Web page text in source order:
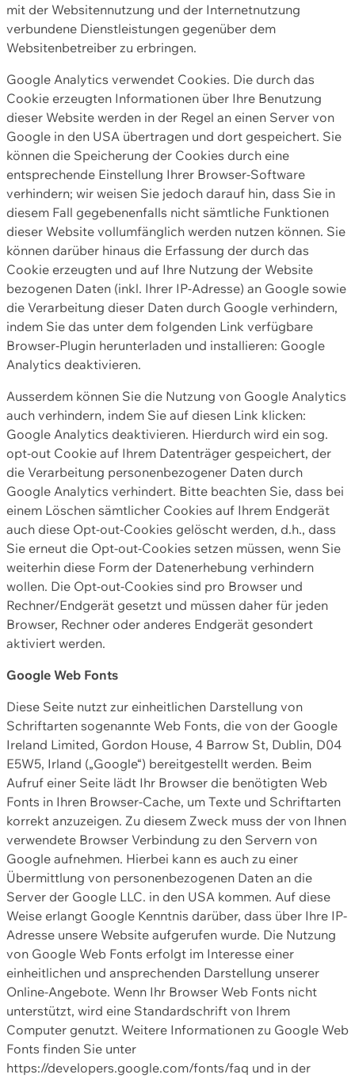
mit der Websitennutzung und der Internetnutzung
verbundene Dienstleistungen gegenüber dem
Websitenbetreiber zu erbringen.
Google Analytics verwendet Cookies. Die durch das
Cookie erzeugten Informationen über Ihre Benutzung
dieser Website werden in der Regel an einen Server von
Google in den USA übertragen und dort gespeichert. Sie
können die Speicherung der Cookies durch eine
entsprechende Einstellung Ihrer Browser-Software
verhindern; wir weisen Sie jedoch darauf hin, dass Sie in
diesem Fall gegebenenfalls nicht sämtliche Funktionen
dieser Website vollumfänglich werden nutzen können. Sie
können darüber hinaus die Erfassung der durch das
Cookie erzeugten und auf Ihre Nutzung der Website
bezogenen Daten (inkl. Ihrer IP-Adresse) an Google sowie
die Verarbeitung dieser Daten durch Google verhindern,
indem Sie das unter dem folgenden Link verfügbare
Browser-Plugin herunterladen und installieren: Google
Analytics deaktivieren.
Ausserdem können Sie die Nutzung von Google Analytics
auch verhindern, indem Sie auf diesen Link klicken:
Google Analytics deaktivieren. Hierdurch wird ein sog.
opt-out Cookie auf Ihrem Datenträger gespeichert, der
die Verarbeitung personenbezogener Daten durch
Google Analytics verhindert. Bitte beachten Sie, dass bei
einem Löschen sämtlicher Cookies auf Ihrem Endgerät
auch diese Opt-out-Cookies gelöscht werden, d.h., dass
Sie erneut die Opt-out-Cookies setzen müssen, wenn Sie
weiterhin diese Form der Datenerhebung verhindern
wollen. Die Opt-out-Cookies sind pro Browser und
Rechner/Endgerät gesetzt und müssen daher für jeden
Browser, Rechner oder anderes Endgerät gesondert
aktiviert werden.
Google Web Fonts
Diese Seite nutzt zur einheitlichen Darstellung von
Schriftarten sogenannte Web Fonts, die von der Google
Ireland Limited, Gordon House, 4 Barrow St, Dublin, D04
E5W5, Irland („Google“) bereitgestellt werden. Beim
Aufruf einer Seite lädt Ihr Browser die benötigten Web
Fonts in Ihren Browser-Cache, um Texte und Schriftarten
korrekt anzuzeigen. Zu diesem Zweck muss der von Ihnen
verwendete Browser Verbindung zu den Servern von
Google aufnehmen. Hierbei kann es auch zu einer
Übermittlung von personenbezogenen Daten an die
Server der Google LLC. in den USA kommen. Auf diese
Weise erlangt Google Kenntnis darüber, dass über Ihre IP-
Adresse unsere Website aufgerufen wurde. Die Nutzung
von Google Web Fonts erfolgt im Interesse einer
einheitlichen und ansprechenden Darstellung unserer
Online-Angebote. Wenn Ihr Browser Web Fonts nicht
unterstützt, wird eine Standardschrift von Ihrem
Computer genutzt. Weitere Informationen zu Google Web
Fonts finden Sie unter
https://developers.google.com/fonts/faq und in der